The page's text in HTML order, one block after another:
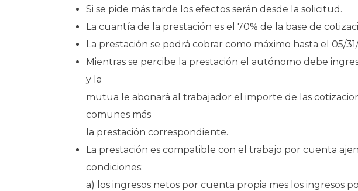
Si se pide más tarde los efectos serán desde la solicitud.
La cuantía de la prestación es el 70% de la base de
La prestación se podrá cobrar como máximo hasta el 05/
Mientras se percibe la prestación el autónomo debe
y la
mutua le abonará al trabajador el importe de las
comunes más
la prestación correspondiente.
La prestación es compatible con el trabajo por cuenta
condiciones:
a) los ingresos netos por cuenta propia mes los ingresos